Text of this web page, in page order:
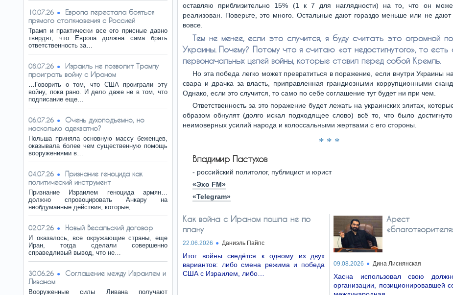
10.07.26
Европа перестала бояться
прямого столкновения с Россией
Трамп и практически все его присные давно
твердят, что Европа должна сама брать
ответственность за…
08.07.26
Израиль не позволит Трампу
проиграть войну с Ираном
…Говорить о том, что США проиграли эту
войну, пока рано. И дело даже не в том, что
подписание еще…
06.07.26
Очень духоподъемно, но
насколько адекватно?
Польша приняла основную массу беженцев,
оказывала более чем существенную помощь
вооружениями в…
04.07.26
Признание геноцида как
политический инструмент
Признание Израилем геноцида армян…
должно спровоцировать Анкару на
необдуманные действия, которые,…
02.07.26 Новый Весальский договор
И оказалось, все окружающие страны, еще
Иран, тогда сделали совершенно
справедливый вывод, что не…
30.06.26
Соглашение между Израилем и
Ливаном
Вооруженные силы Ливана получают
оставляю приблизительно 15% (1 к 7 для наглядности) на то, что он
реализован. Поверьте, это много. Остальные дают гораздо меньше или не дают
вовсе.
Тем не менее, если это случится, я буду считать это огромной
Украины. Почему? Потому что я считаю «от недостигнутого», то есть
первоначальных целей войны, которые ставил перед собой Кремль.
Но эта победа легко может превратиться в поражение, если внутри Украины
свара и драчка за власть, приправленная грандиозными коррупционными
Однако, если это случится, то само по себе соглашение тут будет ни при чем.
Ответственность за это поражение будет лежать на украинских элитах,
образом обнулят (долго искал подходящее слово) всё то, что было
неимоверных усилий народа и колоссальными жертвами с его стороны.
* * *
Владимир Пастухов
- российский политолог, публицист и юрист
«Эхо FM»
«Telegram»
Как война с Ираном пошла не по
плану
22.06.2026 Даниэль Пайпс
Итог войны сведётся к одному из двух
вариантов: либо смена режима и победа
США с Израилем, либо…
Арест
09.08.2026 Дина Лиснянская
Хасна использовал свою
организации, позиционировавшей